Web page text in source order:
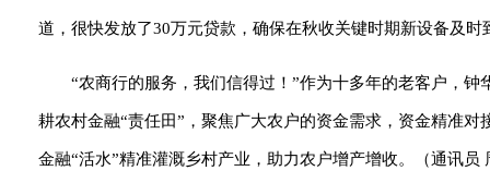
道，很快发放了30万元贷款，确保在秋收关键时期新设备及
“农商行的服务，我们信得过！”作为十多年的老客户，
耕农村金融“责任田”，聚焦广大农户的资金需求，资金精准
金融“活水”精准灌溉乡村产业，助力农户增产增收。（通讯员